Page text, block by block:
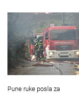
Pune ruke posla za